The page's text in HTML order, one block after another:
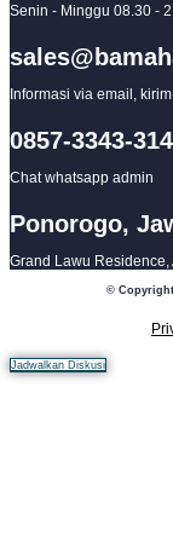
Senin - Minggu 08.30 -
Informasi via email,
0857-3343-
Chat whatsapp admin
Ponorogo,
Grand Lawu Residence,
© Copyright
Jadwalkan Diskusi